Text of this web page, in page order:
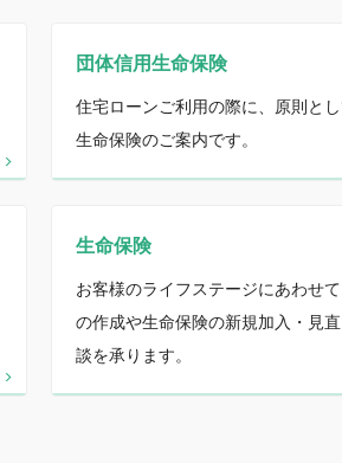
団体信用生命保険
住宅ローンご利用の際に、原則と
生命保険のご案内です。
生命保険
お客様のライフステージにあわせ
の作成や生命保険の新規加入・見
談を承ります。